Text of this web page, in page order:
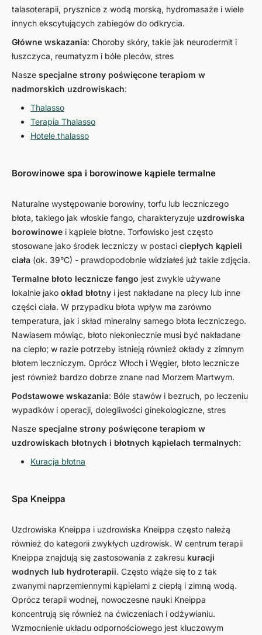
talasoterapii, prysznice z wodą morską, hydromasaże i wiele
innych ekscytujących zabiegów do odkrycia.
Główne wskazania: Choroby skóry, takie jak neurodermit i
łuszczyca, reumatyzm i bóle pleców, stres
Nasze specjalne strony poświęcone terapiom w
nadmorskich uzdrowiskach:
Thalasso
Terapia Thalasso
Hotele thalasso
Borowinowe spa i borowinowe kąpiele termalne
Naturalne występowanie borowiny, torfu lub leczniczego
błota, takiego jak włoskie fango, charakteryzuje uzdrowiska
borowinowe i kąpiele błotne. Torfowisko jest często
stosowane jako środek leczniczy w postaci ciepłych kąpieli
ciała (ok. 39°C) - prawdopodobnie widziałeś już takie zdjęcia.
Termalne błoto lecznicze fango jest zwykle używane
lokalnie jako okład błotny i jest nakładane na plecy lub inne
części ciała. W przypadku błota wpływ ma zarówno
temperatura, jak i skład mineralny samego błota leczniczego.
Nawiasem mówiąc, błoto niekoniecznie musi być nakładane
na ciepło; w razie potrzeby istnieją również okłady z zimnym
błotem leczniczym. Oprócz Włoch i Węgier, błoto lecznicze
jest również bardzo dobrze znane nad Morzem Martwym.
Podstawowe wskazania: Bóle stawów i bezruch, po leczeniu
wypadków i operacji, dolegliwości ginekologiczne, stres
Nasze specjalne strony poświęcone terapiom w
uzdrowiskach błotnych i błotnych kąpielach termalnych:
Kuracja błotna
Spa Kneippa
Uzdrowiska Kneippa i uzdrowiska Kneippa często należą
również do kategorii zwykłych uzdrowisk. W centrum terapii
Kneippa znajdują się zastosowania z zakresu kuracji
wodnych lub hydroterapii. Często wiąże się to z tak
zwanymi naprzemiennymi kąpielami z ciepłą i zimną wodą.
Oprócz terapii wodnej, nowoczesne nauki Kneippa
koncentrują się również na ćwiczeniach i odżywianiu.
Wzmocnienie układu odpornościowego jest kluczowym